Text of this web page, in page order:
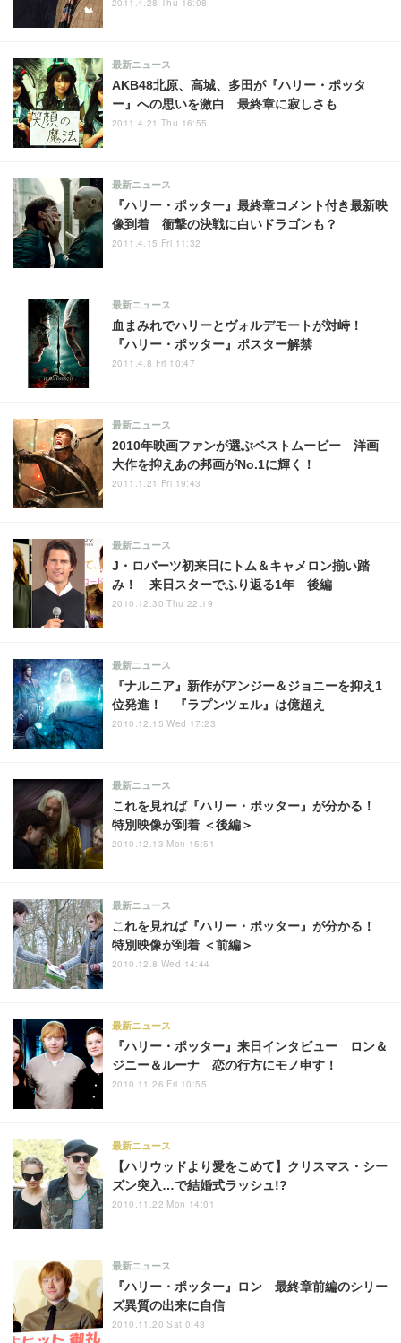
2011.4.28 Thu 16:08
AKB48北原、高城、多田が『ハリー・ポッタ
ー』への思いを激白 最終章に寂しさも
最新ニュース
2011.4.21 Thu 16:55
『ハリー・ポッター』最終章コメント付き最新映
像到着 衝撃の決戦に白いドラゴンも？
最新ニュース
2011.4.15 Fri 11:32
血まみれでハリーとヴォルデモートが対峙！
『ハリー・ポッター』ポスター解禁
最新ニュース
2011.4.8 Fri 10:47
2010年映画ファンが選ぶベストムービー 洋画
大作を抑えあの邦画がNo.1に輝く！
最新ニュース
2011.1.21 Fri 19:43
J・ロバーツ初来日にトム＆キャメロン揃い踏
み！ 来日スターでふり返る1年 後編
最新ニュース
2010.12.30 Thu 22:19
『ナルニア』新作がアンジー＆ジョニーを抑え1
位発進！ 『ラプンツェル』は億超え
最新ニュース
2010.12.15 Wed 17:23
これを見れば『ハリー・ポッター』が分かる！
特別映像が到着 ＜後編＞
最新ニュース
2010.12.13 Mon 15:51
これを見れば『ハリー・ポッター』が分かる！
特別映像が到着 ＜前編＞
最新ニュース
2010.12.8 Wed 14:44
『ハリー・ポッター』来日インタビュー ロン＆
ジニー＆ルーナ 恋の行方にモノ申す！
最新ニュース
2010.11.26 Fri 10:55
【ハリウッドより愛をこめて】クリスマス・シー
ズン突入…で結婚式ラッシュ!?
最新ニュース
2010.11.22 Mon 14:01
『ハリー・ポッター』ロン 最終章前編のシリー
ズ異質の出来に自信
最新ニュース
2010.11.20 Sat 0:43